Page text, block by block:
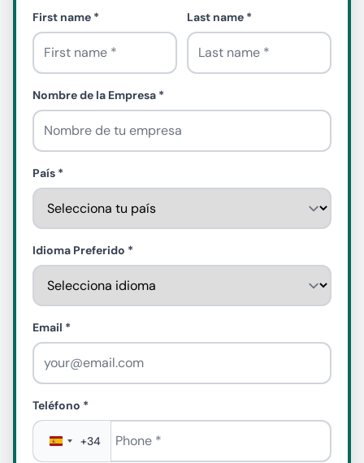
First name *
Last name *
Nombre de la Empresa *
País *
Idioma Preferido *
Email *
Teléfono *
Phone
+34